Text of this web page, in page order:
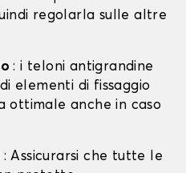
regolarla sulle altre
: i teloni antigrandine
elementi di fissaggio
ottimale anche in caso
: Assicurarsi che tutte le